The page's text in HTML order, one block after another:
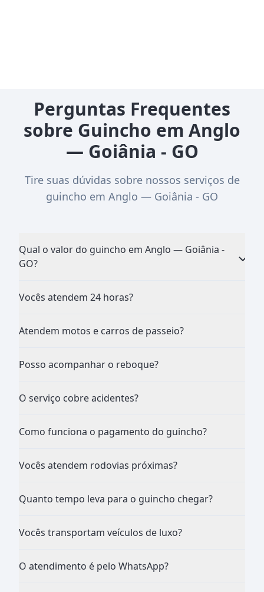
Perguntas Frequentes
sobre Guincho em Anglo
— Goiânia - GO
Tire suas dúvidas sobre nossos serviços de
guincho em Anglo — Goiânia - GO
Qual o valor do guincho em Anglo — Goiânia -
GO?
Vocês atendem 24 horas?
Atendem motos e carros de passeio?
Posso acompanhar o reboque?
O serviço cobre acidentes?
Como funciona o pagamento do guincho?
Vocês atendem rodovias próximas?
Quanto tempo leva para o guincho chegar?
Vocês transportam veículos de luxo?
O atendimento é pelo WhatsApp?